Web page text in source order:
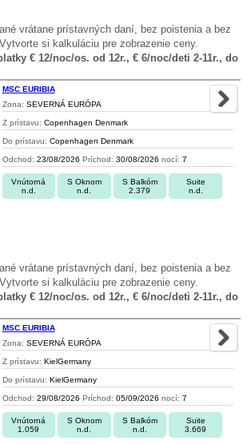
vrátane prístavných daní, bez poistenia a bez
si kalkuláciu pre zobrazenie ceny.
€ 12/noc/os. od 12r., € 6/noc/deti 2-11r., do
MSC EURIBIA
Zona: SEVERNÁ EURÓPA
Z prístavu: Copenhagen Denmark
Do prístavu: Copenhagen Denmark
Odchod: 23/08/2026 Príchod: 30/08/2026 nocí: 7
Vnútorná
n.d.
S Oknom
n.d.
S Balkóm
2.379
Suite
n.d.
vrátane prístavných daní, bez poistenia a bez
si kalkuláciu pre zobrazenie ceny.
€ 12/noc/os. od 12r., € 6/noc/deti 2-11r., do
MSC EURIBIA
Zona: SEVERNÁ EURÓPA
Z prístavu: KielGermany
Do prístavu: KielGermany
Odchod: 29/08/2026 Príchod: 05/09/2026 nocí: 7
Vnútorná
1.059
S Oknom
n.d.
S Balkóm
n.d.
Suite
3.669